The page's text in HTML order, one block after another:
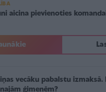
aicina pievienoties
vecāku pabalstu izmaksā.
ģimenēm?